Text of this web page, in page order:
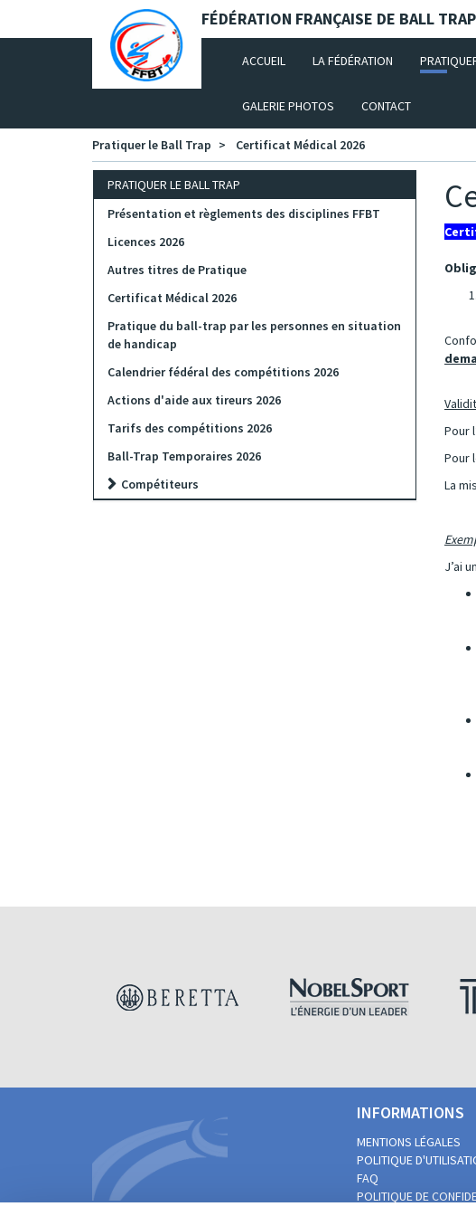
Panneau de gestion des cookies FÉDÉRATION FRANÇAISE DE BALL
ACCUEIL (CURRENT)
LA FÉDÉRATION
GALERIE PHOTOS CONTACT
Pratiquer le Ball Trap Certificat Médical 2026
PRATIQUER LE BALL TRAP
Présentation et règlements des disciplines FFBT
Licences 2026
Autres titres de Pratique
Certificat Médical 2026
Pratique du ball-trap par les personnes en situation
de handicap
Calendrier fédéral des compétitions 2026
Actions d'aide aux tireurs 2026
Tarifs des compétitions 2026
Ball-Trap Temporaires 2026
Compétiteurs
Pour
Pour
La
J’ai
INFORMATIONS
MENTIONS LÉGALES
POLITIQUE
FAQ
POLITIQUE DE